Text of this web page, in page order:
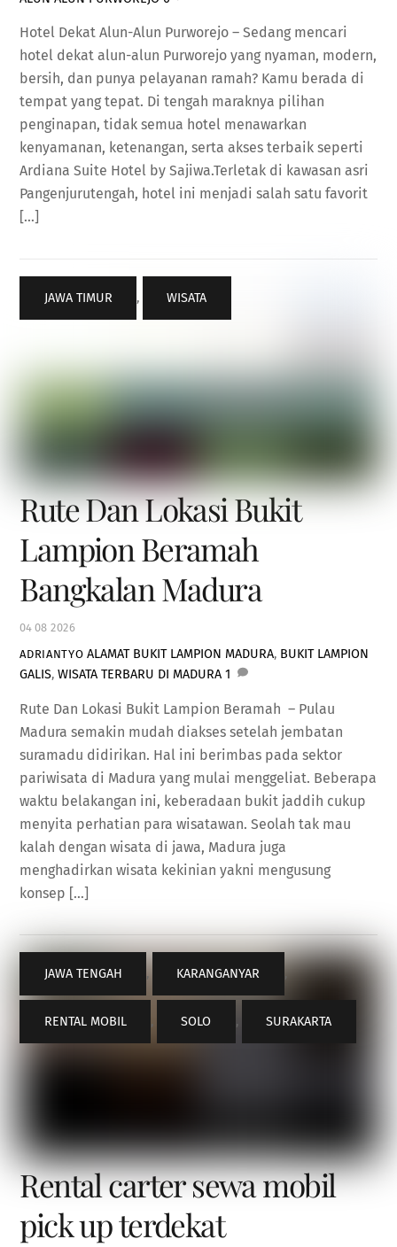
Hotel Dekat Alun-Alun Purworejo – Sedang mencari
hotel dekat alun-alun Purworejo yang nyaman, modern,
bersih, dan punya pelayanan ramah? Kamu berada di
tempat yang tepat. Di tengah maraknya pilihan
penginapan, tidak semua hotel menawarkan
kenyamanan, ketenangan, serta akses terbaik seperti
Ardiana Suite Hotel by Sajiwa.Terletak di kawasan asri
Pangenjurutengah, hotel ini menjadi salah satu favorit
[…]
04 08 2026
Rute Dan Lokasi Bukit
Lampion Beramah
Bangkalan Madura
ADRIANTYO
JAWA TIMUR , WISATA
ALAMAT BUKIT LAMPION MADURA, BUKIT LAMPION
GALIS,WISATA TERBARU DI MADURA 1
Rute Dan Lokasi Bukit Lampion Beramah – Pulau
Madura semakin mudah diakses setelah jembatan
suramadu didirikan. Hal ini berimbas pada sektor
pariwisata di Madura yang mulai menggeliat. Beberapa
waktu belakangan ini, keberadaan bukit jaddih cukup
menyita perhatian para wisatawan. Seolah tak mau
kalah dengan wisata di jawa, Madura juga
menghadirkan wisata kekinian yakni mengusung
konsep […]
Rental carter sewa mobil
pick up terdekat
JAWA TENGAH , KARANGANYAR
RENTAL MOBIL , SOLO , SURAKARTA